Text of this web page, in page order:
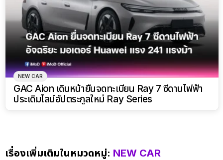
NEW CAR
GAC Aion เดินหน้ายื่นจดทะเบียน Ray 7 ซีดานไฟฟ้า
ประเดิมไลน์อัปตระกูลใหม่ Ray Series
เรื่องเพิ่มเติมในหมวดหมู่: NEW CAR